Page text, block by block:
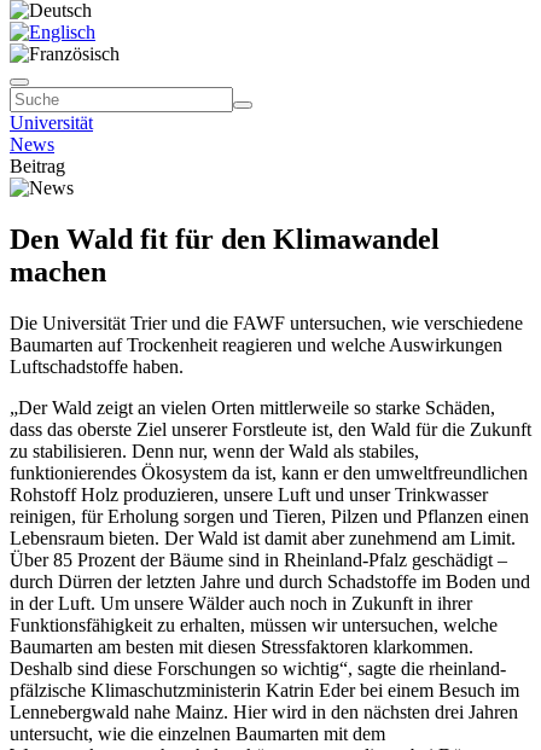
Universität
News
Beitrag
Den Wald fit für den Klimawandel
machen
Die Universität Trier und die FAWF untersuchen, wie verschiedene
Baumarten auf Trockenheit reagieren und welche Auswirkungen
Luftschadstoffe haben.
„Der Wald zeigt an vielen Orten mittlerweile so starke Schäden,
dass das oberste Ziel unserer Forstleute ist, den Wald für die Zukunft
zu stabilisieren. Denn nur, wenn der Wald als stabiles,
funktionierendes Ökosystem da ist, kann er den umweltfreundlichen
Rohstoff Holz produzieren, unsere Luft und unser Trinkwasser
reinigen, für Erholung sorgen und Tieren, Pilzen und Pflanzen einen
Lebensraum bieten. Der Wald ist damit aber zunehmend am Limit.
Über 85 Prozent der Bäume sind in Rheinland-Pfalz geschädigt –
durch Dürren der letzten Jahre und durch Schadstoffe im Boden und
in der Luft. Um unsere Wälder auch noch in Zukunft in ihrer
Funktionsfähigkeit zu erhalten, müssen wir untersuchen, welche
Baumarten am besten mit diesen Stressfaktoren klarkommen.
Deshalb sind diese Forschungen so wichtig“, sagte die rheinland-
pfälzische Klimaschutzministerin Katrin Eder bei einem Besuch im
Lennebergwald nahe Mainz. Hier wird in den nächsten drei Jahren
untersucht, wie die einzelnen Baumarten mit dem